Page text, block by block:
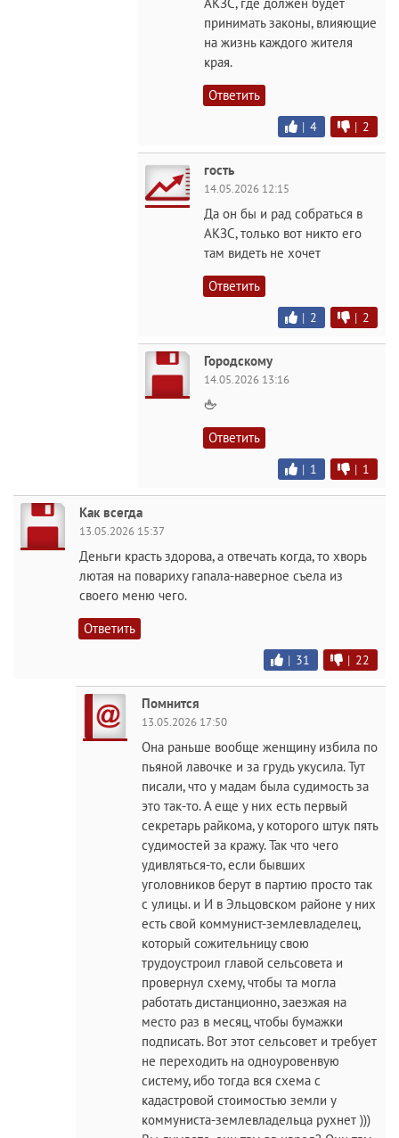
принимать законы, влияющие
на жизнь каждого жителя
края.
Ответить
| 4 | 2
гость
14.05.2026 12:15
Да он бы и рад собраться в
АКЗС, только вот никто его
там видеть не хочет
Ответить
| 2 | 2
Городскому
14.05.2026 13:16
🖕
Ответить
| 1 | 1
Как всегда
13.05.2026 15:37
Деньги красть здорова, а отвечать когда, то хворь
лютая на повариху гапала-наверное съела из
своего меню чего.
Ответить
| 31 | 22
Помнится
13.05.2026 17:50
Она раньше вообще женщину избила по
пьяной лавочке и за грудь укусила. Тут
писали, что у мадам была судимость за
это так-то. А еще у них есть первый
секретарь райкома, у которого штук пять
судимостей за кражу. Так что чего
удивляться-то, если бывших
уголовников берут в партию просто так
с улицы. и И в Эльцовском районе у них
есть свой коммунист-землевладелец,
который сожительницу свою
трудоустроил главой сельсовета и
провернул схему, чтобы та могла
работать дистанционно, заезжая на
место раз в месяц, чтобы бумажки
подписать. Вот этот сельсовет и требует
не переходить на одноуровенвую
систему, ибо тогда вся схема с
кадастровой стоимостью земли у
коммуниста-землевладельца рухнет )))